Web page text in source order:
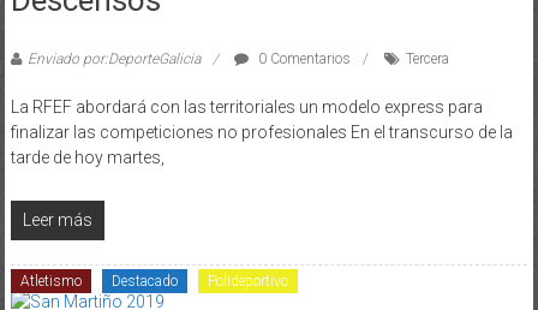
Enviado por:DeporteGalicia 0 Comentarios Tercera
La RFEF abordará con las territoriales un modelo express para
finalizar las competiciones no profesionales En el transcurso de la
tarde de hoy martes,
Leer más
Atletismo Destacado Polideportivo